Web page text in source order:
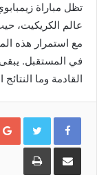
تظل مباراة
عالم الكريكيت،
مع استمرار هذه
في المستقبل.
القادمة وما
مشاركة
البريد
طباعة